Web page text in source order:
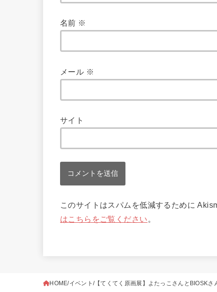
名前 ※
メール ※
サイト
このサイトはスパムを低減するために
はこちらをご覧ください 。
HOME イベント 【てくてく原画展】よたっこさんとBIOSKさ